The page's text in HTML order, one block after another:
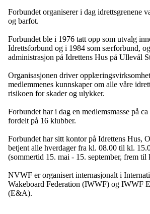
Forbundet organiserer i dag idrettsgrenene
og barfot.
Forbundet ble i 1976 tatt opp som utvalg
Idrettsforbund og i 1984 som særforbund,
administrasjon på Idrettens Hus på Ullevål
Organisasjonen driver
medlemmenes kunnskaper om alle våre
risikoen for skader og ulykker.
Forbundet har i dag en medlemsmasse på
fordelt på 16 klubber.
Forbundet har sitt kontor på Idrettens Hus,
betjent alle hverdager fra kl. 08.00 til kl.
(sommertid 15. mai - 15. september, frem til
NVWF er organisert internasjonalt i
Wakeboard Federation (IWWF) og IWWF
(E&A).